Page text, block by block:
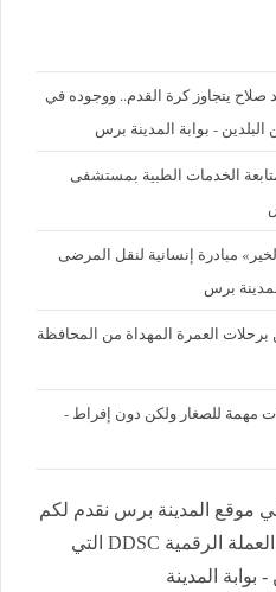
صلاح يتجاوز كرة القدم.. ووجوده في
- بوابة المدينة برس
الخدمات الطبية بمستشفى
مبادرة إنسانية لنقل المرضى
برس
برحلات العمرة المهداة من المحافظة
مهمة للصغار ولكن دون إفراط -
موقع المدينة برس نقدم لكم
اليوم كل ما تريد معرفته عن العملة الرقمية DDSC التي
بوابة المدينة